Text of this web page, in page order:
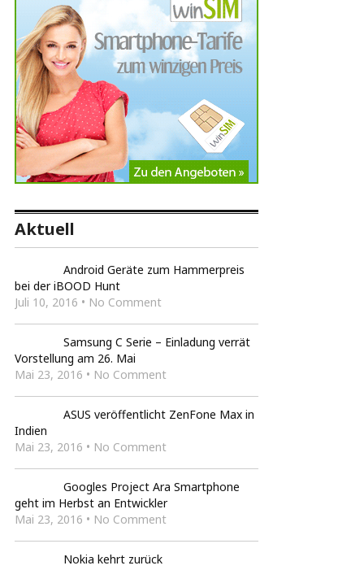
Aktuell
Android Geräte zum Hammerpreis
bei der iBOOD Hunt
Juli 10, 2016 • No Comment
Samsung C Serie – Einladung verrät
Vorstellung am 26. Mai
Mai 23, 2016 • No Comment
ASUS veröffentlicht ZenFone Max in
Indien
Mai 23, 2016 • No Comment
Googles Project Ara Smartphone
geht im Herbst an Entwickler
Mai 23, 2016 • No Comment
Nokia kehrt zurück